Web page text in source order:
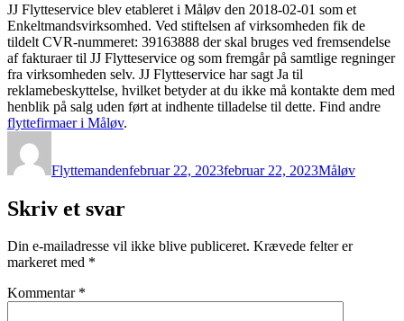
JJ Flytteservice blev etableret i Måløv den 2018-02-01 som et
Enkeltmandsvirksomhed. Ved stiftelsen af virksomheden fik de
tildelt CVR-nummeret: 39163888 der skal bruges ved fremsendelse
af fakturaer til JJ Flytteservice og som fremgår på samtlige regninger
fra virksomheden selv. JJ Flytteservice har sagt Ja til
reklamebeskyttelse, hvilket betyder at du ikke må kontakte dem med
henblik på salg uden ført at indhente tilladelse til dette. Find andre
flyttefirmaer i Måløv.
Flyttemandenfebruar 22, 2023februar 22, 2023Måløv
Skriv et svar
Din e-mailadresse vil ikke blive publiceret. Krævede felter er
markeret med *
Kommentar *